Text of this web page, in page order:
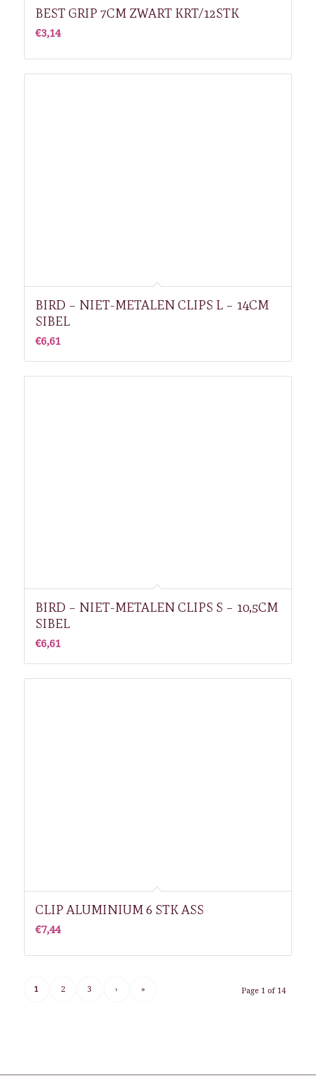
BEST GRIP 7CM ZWART KRT/12STK
€3,14
BIRD – NIET-METALEN CLIPS L – 14CM
SIBEL
€6,61
BIRD – NIET-METALEN CLIPS S – 10,5CM
SIBEL
€6,61
CLIP ALUMINIUM 6 STK ASS
€7,44
Page 1 of 14
1 2 3 › »